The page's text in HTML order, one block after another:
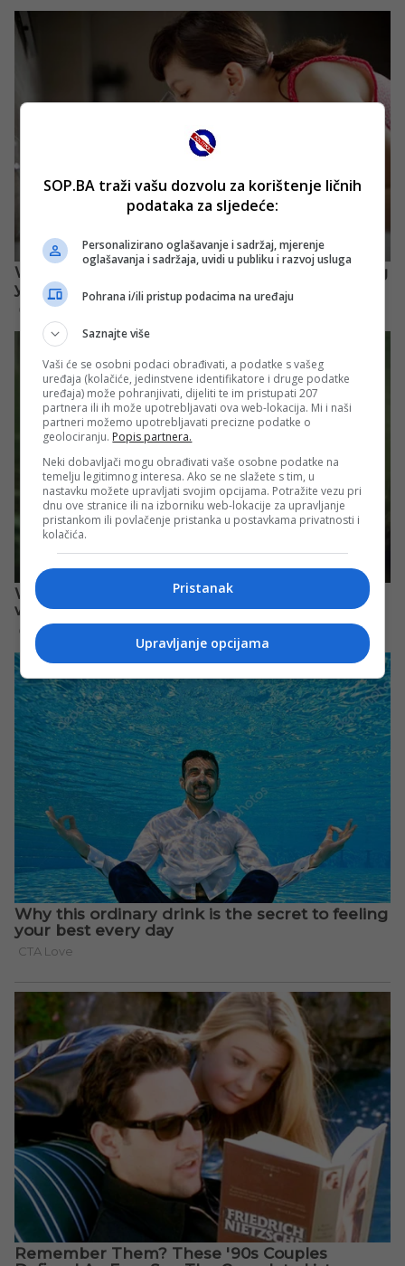
SOP.BA traži vašu dozvolu za korištenje ličnih
podataka za sljedeće:
Personalizirano oglašavanje i sadržaj, mjerenje
oglašavanja i sadržaja, uvidi u publiku i razvoj usluga
Pohrana i/ili pristup podacima na uređaju
Saznajte više
Vaši će se osobni podaci obrađivati, a podatke s vašeg
uređaja (kolačiće, jedinstvene identifikatore i druge podatke
uređaja) može pohranjivati, dijeliti te im pristupati 207
partnera ili ih može upotrebljavati ova web-lokacija. Mi i naši
partneri možemo upotrebljavati precizne podatke o
geolociranju. Popis partnera.
Neki dobavljači mogu obrađivati vaše osobne podatke na
temelju legitimnog interesa. Ako se ne slažete s tim, u
nastavku možete upravljati svojim opcijama. Potražite vezu pri
dnu ove stranice ili na izborniku web-lokacije za upravljanje
pristankom ili povlačenje pristanka u postavkama privatnosti i
kolačića.
Pristanak
Upravljanje opcijama